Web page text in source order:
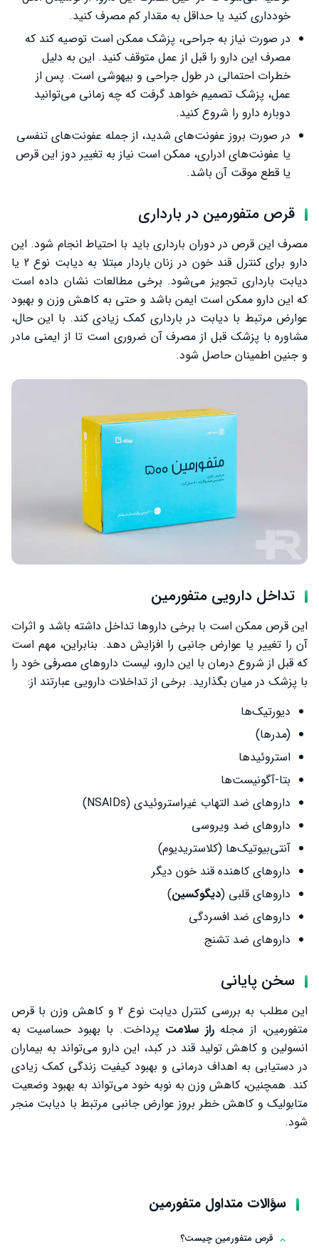
خودداری کنید یا حداقل به مقدار کم مصرف کنید.
در صورت نیاز به جراحی، پزشک ممکن است توصیه کند که
مصرف این دارو را قبل از عمل متوقف کنید. این به دلیل
خطرات احتمالی در طول جراحی و بیهوشی است. پس از
عمل، پزشک تصمیم خواهد گرفت که چه زمانی می‌توانید
دوباره دارو را شروع کنید.
در صورت بروز عفونت‌های شدید، از جمله عفونت‌های تنفسی
یا عفونت‌های ادراری، ممکن است نیاز به تغییر دوز این قرص
یا قطع موقت آن باشد.
قرص متفورمین در بارداری
مصرف این قرص در دوران بارداری باید با احتیاط انجام شود. این
دارو برای کنترل قند خون در زنان باردار مبتلا به دیابت نوع 2 یا
دیابت بارداری تجویز می‌شود. برخی مطالعات نشان داده است
که این دارو ممکن است ایمن باشد و حتی به کاهش وزن و بهبود
عوارض مرتبط با دیابت در بارداری کمک زیادی کند. با این حال،
مشاوره با پزشک قبل از مصرف آن ضروری است تا از ایمنی مادر
و جنین اطمینان حاصل شود.
تداخل دارویی متفورمین
این قرص ممکن است با برخی داروها تداخل داشته باشد و اثرات
آن را تغییر یا عوارض جانبی را افزایش دهد. بنابراین، مهم است
که قبل از شروع درمان با این دارو، لیست داروهای مصرفی خود را
با پزشک در میان بگذارید. برخی از تداخلات دارویی عبارتند از:
دیورتیک‌ها
(مدرها)
استروئیدها
بتا-آگونیست‌ها
داروهای ضد التهاب غیراستروئیدی (NSAIDs)
داروهای ضد ویروسی
آنتی‌بیوتیک‌ها (کلاستریدیوم)
داروهای کاهنده قند خون دیگر
داروهای قلبی (دیگوکسین)
داروهای ضد افسردگی
داروهای ضد تشنج
سخن پایانی
این مطلب به بررسی کنترل دیابت نوع 2 و کاهش وزن با قرص
متفورمین، از مجلهراز سلامت پرداخت. با بهبود حساسیت به
انسولین و کاهش تولید قند در کبد، این دارو می‌تواند به بیماران
در دستیابی به اهداف درمانی و بهبود کیفیت زندگی کمک زیادی
کند. همچنین، کاهش وزن به نوبه خود می‌تواند به بهبود وضعیت
متابولیک و کاهش خطر بروز عوارض جانبی مرتبط با دیابت منجر
شود.
سؤالات متداول متفورمین
قرص متفورمین چیست؟